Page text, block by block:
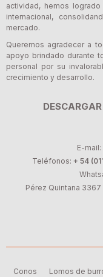
actividad, hemos
internacional,
mercado.
Queremos agradecer a
apoyo brindado durante
personal por su
crecimiento y desarrollo.
E-mail:
Teléfonos: + 54
Pérez Quintana 3367
Conos Lomos de